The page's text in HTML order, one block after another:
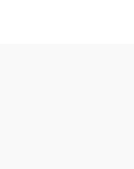
luentoja ja